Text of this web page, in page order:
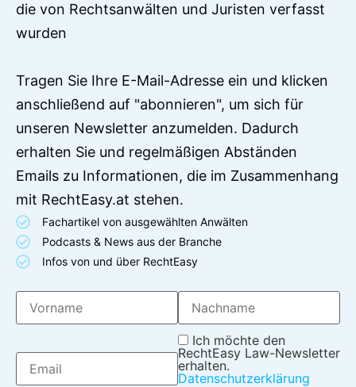
die von Rechtsanwälten und Juristen verfasst
wurden
Tragen Sie Ihre E-Mail-Adresse ein und klicken
anschließend auf "abonnieren", um sich für
unseren Newsletter anzumelden. Dadurch
erhalten Sie und regelmäßigen Abständen
Emails zu Informationen, die im Zusammenhang
mit RechtEasy.at stehen.
Fachartikel von ausgewählten Anwälten
Podcasts & News aus der Branche
Infos von und über RechtEasy
Ich möchte den
RechtEasy Law-Newsletter
erhalten.
Datenschutzerklärung